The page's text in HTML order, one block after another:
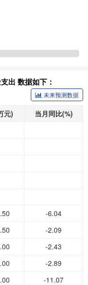
出 数据如下：
未来预测数据
元)
当月同比(%)
-6.04
-2.09
-2.43
-2.89
-11.07